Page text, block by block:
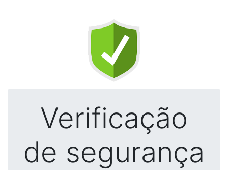
Verificação
de segurança